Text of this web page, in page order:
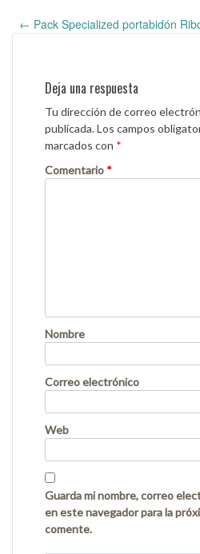
Post
← Pack Specialized portabidón
Deja una respuesta
Tu dirección de correo
publicada.Los campos
marcados con *
Comentario *
Nombre
Correo electrónico
Web
Guarda mi nombre, correo
en este navegador para la
comente.